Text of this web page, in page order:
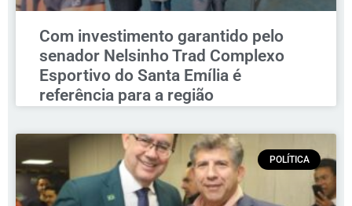
Com investimento garantido pelo
senador Nelsinho Trad Complexo
Esportivo do Santa Emília é
referência para a região
POLÍTICA